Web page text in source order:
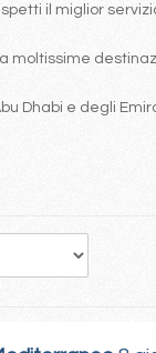
il miglior
moltissime
Dhabi e degli
275